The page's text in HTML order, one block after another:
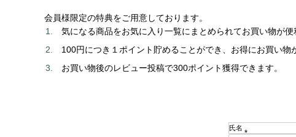
会員様限定の特典をご用意しております。
気になる商品をお気に入り一覧にまとめられてお買い物が便
100円につき１ポイント貯めることができ、お得にお買い物
お買い物後のレビュー投稿で300ポイント獲得できます。
氏名